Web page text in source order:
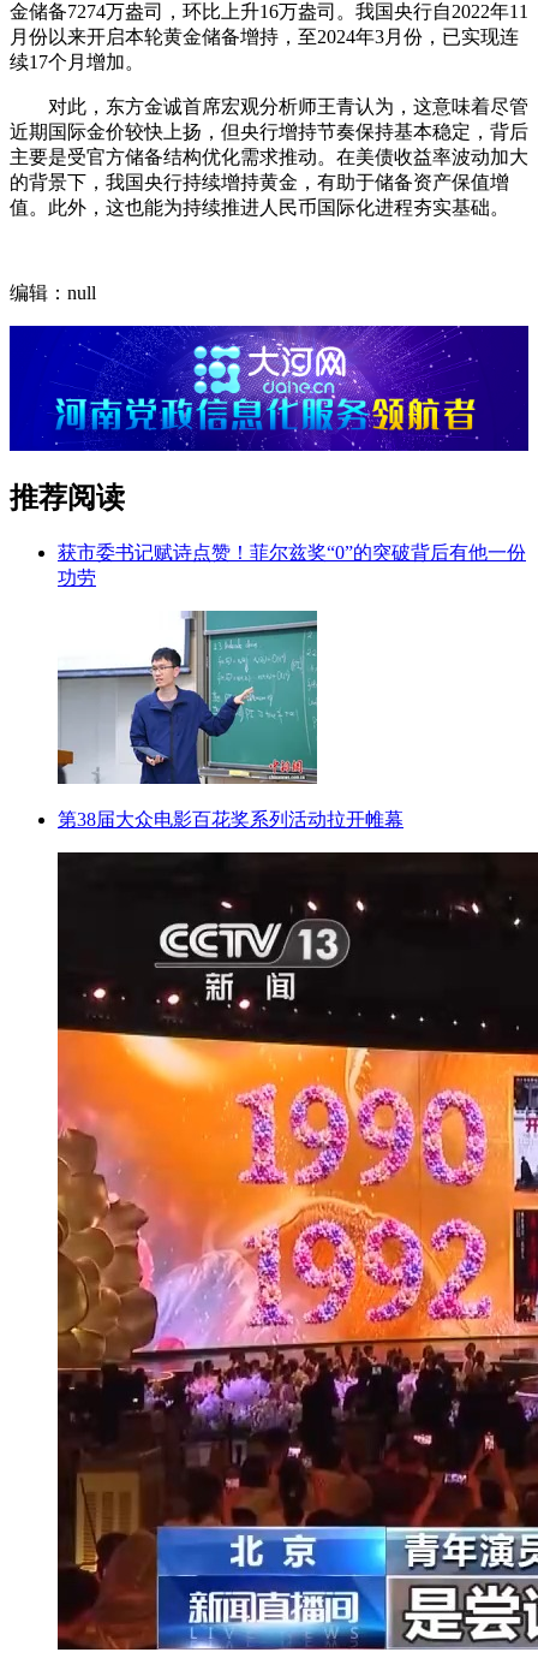
金储备7274万盎司，环比上升16万盎司。我国央行自2022年11
月份以来开启本轮黄金储备增持，至2024年3月份，已实现连
续17个月增加。
对此，东方金诚首席宏观分析师王青认为，这意味着尽管
近期国际金价较快上扬，但央行增持节奏保持基本稳定，背后
主要是受官方储备结构优化需求推动。在美债收益率波动加大
的背景下，我国央行持续增持黄金，有助于储备资产保值增
值。此外，这也能为持续推进人民币国际化进程夯实基础。
编辑：null
推荐阅读
获市委书记赋诗点赞！菲尔兹奖“0”的突破背后有他一份
功劳
第38届大众电影百花奖系列活动拉开帷幕